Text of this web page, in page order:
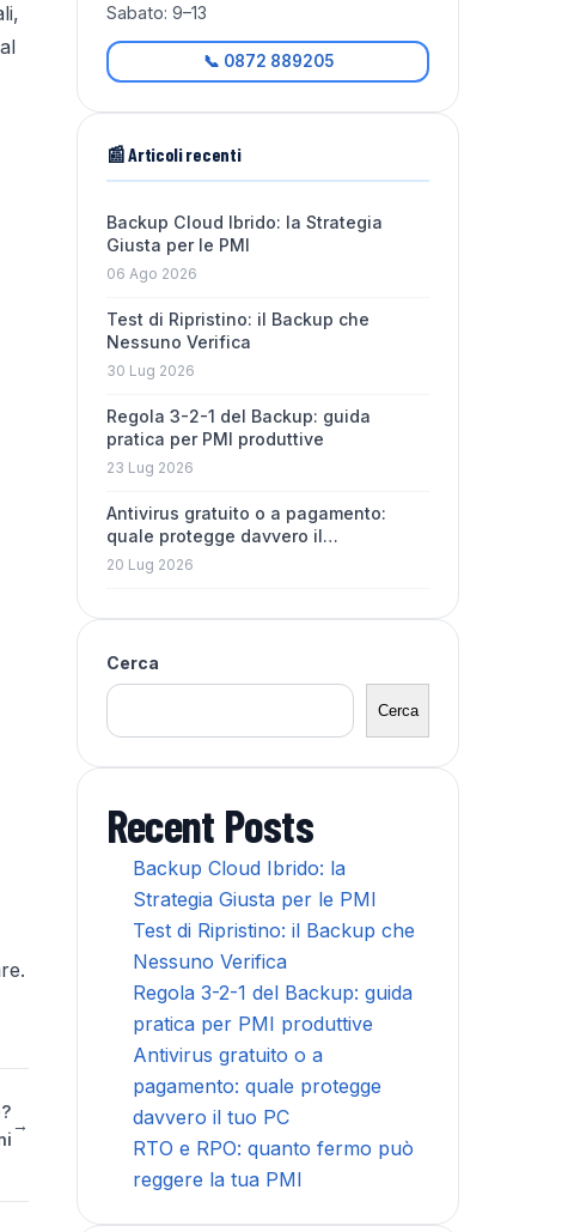
→
Sabato: 9–13
📞 0872 889205
📰 Articoli recenti
Backup Cloud Ibrido: la Strategia
Giusta per le PMI
06 Ago 2026
Test di Ripristino: il Backup che
Nessuno Verifica
30 Lug 2026
Regola 3-2-1 del Backup: guida
pratica per PMI produttive
23 Lug 2026
Antivirus gratuito o a pagamento:
quale protegge davvero il…
20 Lug 2026
Cerca
Cerca
Recent Posts
Backup Cloud Ibrido: la
Strategia Giusta per le PMI
Test di Ripristino: il Backup che
Nessuno Verifica
Regola 3-2-1 del Backup: guida
pratica per PMI produttive
Antivirus gratuito o a
pagamento: quale protegge
davvero il tuo PC
RTO e RPO: quanto fermo può
reggere la tua PMI